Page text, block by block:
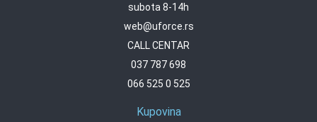
subota 8-14h
web@uforce.rs
CALL CENTAR
037 787 698
066 525 0 525
Kupovina